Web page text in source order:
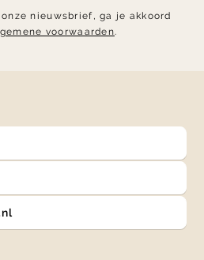
nieuwsbrief, ga je akkoord
voorwaarden.